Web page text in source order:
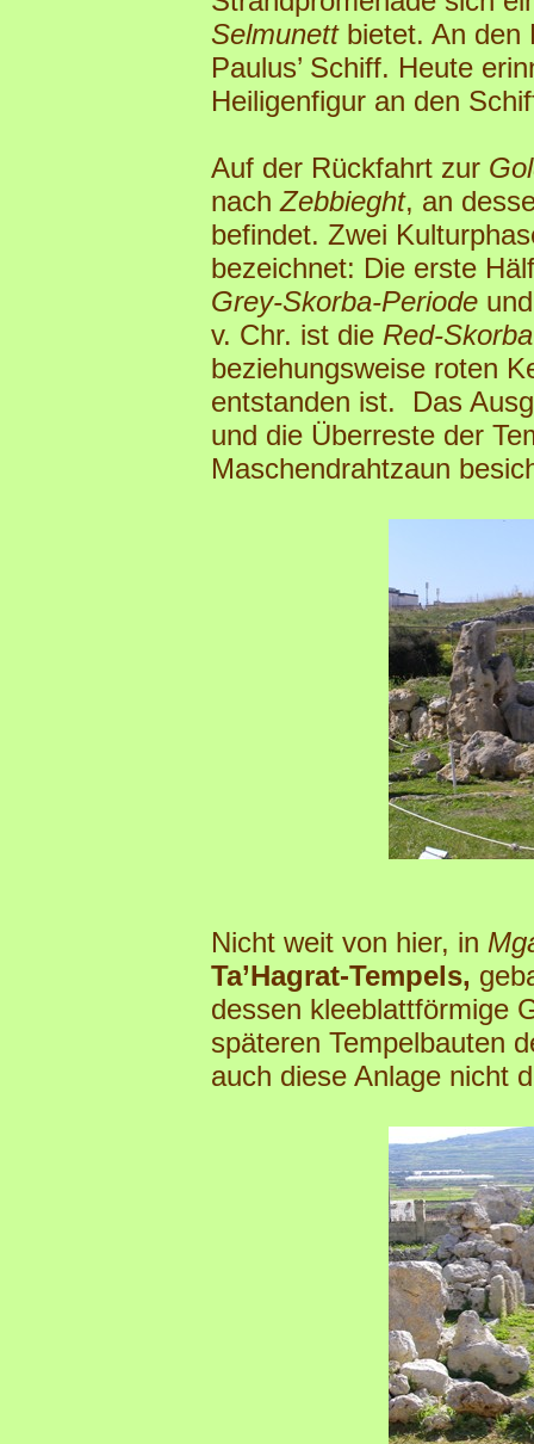
Selmunettbietet. An den
Paulus’ Schiff. Heute
Heiligenfigur an den
Auf der Rückfahrt zur
nachZebbieght, an
befindet. Zwei
bezeichnet: Die erste
Grey-Skorba-Periode
v. Chr. ist die Red-
beziehungsweise roten
entstanden ist. Das
und die Überreste der
Maschendrahtzaun
Nicht weit von hier, in
Ta’Hagrat-Tempels,
dessen kleeblattförmige
späteren Tempelbauten
auch diese Anlage nicht